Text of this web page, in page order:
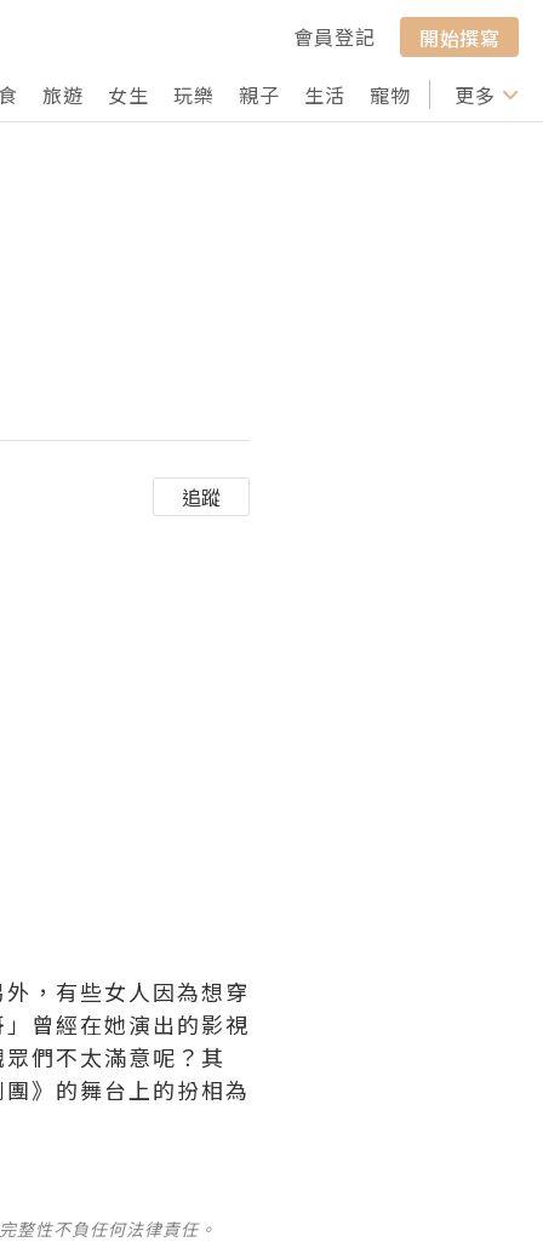
會員登記
開始撰寫
旅遊 女生 玩樂 親子 生活 寵物 行山 打卡
更多
追蹤
，有些女人因為想穿
曾經在她演出的影視
們不太滿意呢？其
》的舞台上的扮相為
整性不負任何法律責任。